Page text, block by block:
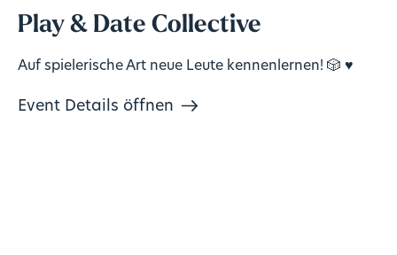
Play & Date Collective
Auf spielerische Art neue Leute kennenlernen! 🎲 ♥️
Event Details öffnen